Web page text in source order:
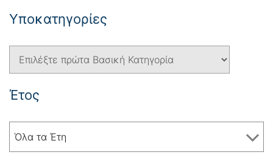
Yποκατηγορίες
Έτος
Όλα τα Έτη